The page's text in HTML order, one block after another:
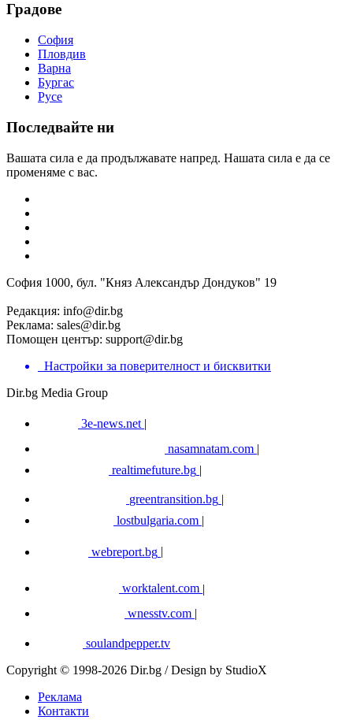
Градове
София
Пловдив
Варна
Бургас
Русе
Последвайте ни
Вашата сила е да продължавате напред. Нашата сила е да се
променяме с вас.
София 1000, бул. "Княз Александър Дондуков" 19
Редакция: info@dir.bg
Реклама: sales@dir.bg
Помощен център: support@dir.bg
Настройки за поверителност и бисквитки
Dir.bg Media Group
3e-news.net |
nasamnatam.com |
realtimefuture.bg |
greentransition.bg |
lostbulgaria.com |
webreport.bg
worktalent.com |
wnesstv.com |
soulandpepper.tv
Copyright © 1998-2026 Dir.bg / Design by StudioX
Реклама
Контакти